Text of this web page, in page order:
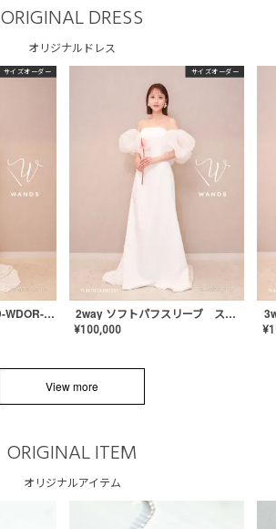
ORIGINAL DRESS
オリジナルドレス
サイズオーダー
スレンダードレス〈PD-WDOR-2110〉
サイズオーダー
2way ソフトパフスリーブ スレンダードレス〈PD-WDOR-2112〉
¥100,000 ¥
View more
ORIGINAL ITEM
オリジナルアイテム